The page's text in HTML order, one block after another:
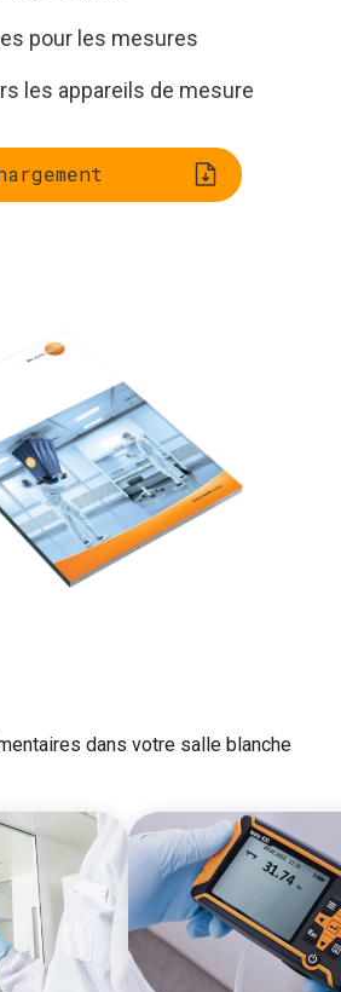
pour les mesures
les appareils de mesure
Normes importantes
pour les méthodes
d'essai
dans votre salle blanche